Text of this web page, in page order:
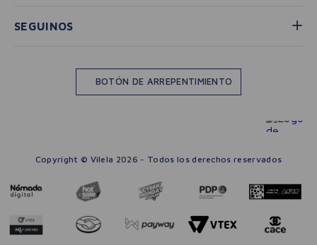
＋
SEGUINOS
BOTÓN DE ARREPENTIMIENTO
Copyright © Vilela 2026 - Todos los derechos reservados